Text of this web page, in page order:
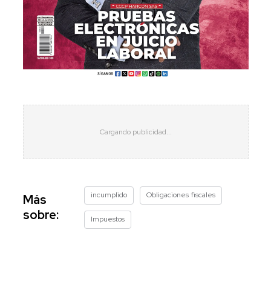
Más
sobre:
incumplido Obligaciones fiscales
Impuestos